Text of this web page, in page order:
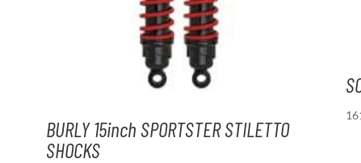
BURLY 15inch SPORTSTER STILETTO
SHOCKS